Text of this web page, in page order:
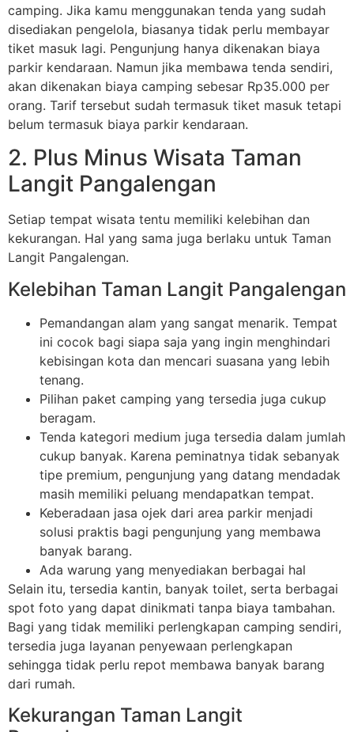
camping. Jika kamu menggunakan tenda yang sudah
disediakan pengelola, biasanya tidak perlu membayar
tiket masuk lagi. Pengunjung hanya dikenakan biaya
parkir kendaraan. Namun jika membawa tenda sendiri,
akan dikenakan biaya camping sebesar Rp35.000 per
orang. Tarif tersebut sudah termasuk tiket masuk tetapi
belum termasuk biaya parkir kendaraan.
2. Plus Minus Wisata Taman
Langit Pangalengan
Setiap tempat wisata tentu memiliki kelebihan dan
kekurangan. Hal yang sama juga berlaku untuk Taman
Langit Pangalengan.
Kelebihan Taman Langit Pangalengan
Pemandangan alam yang sangat menarik. Tempat
ini cocok bagi siapa saja yang ingin menghindari
kebisingan kota dan mencari suasana yang lebih
tenang.
Pilihan paket camping yang tersedia juga cukup
beragam.
Tenda kategori medium juga tersedia dalam jumlah
cukup banyak. Karena peminatnya tidak sebanyak
tipe premium, pengunjung yang datang mendadak
masih memiliki peluang mendapatkan tempat.
Keberadaan jasa ojek dari area parkir menjadi
solusi praktis bagi pengunjung yang membawa
banyak barang.
Ada warung yang menyediakan berbagai hal
Selain itu, tersedia kantin, banyak toilet, serta berbagai
spot foto yang dapat dinikmati tanpa biaya tambahan.
Bagi yang tidak memiliki perlengkapan camping sendiri,
tersedia juga layanan penyewaan perlengkapan
sehingga tidak perlu repot membawa banyak barang
dari rumah.
Kekurangan Taman Langit